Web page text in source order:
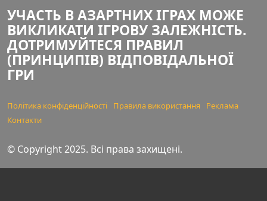
© Copyright 2025. Всі права захищені.
УЧАСТЬ В АЗАРТНИХ ІГРАХ МОЖЕ
ВИКЛИКАТИ ІГРОВУ ЗАЛЕЖНІСТЬ.
ДОТРИМУЙТЕСЯ ПРАВИЛ
(ПРИНЦИПІВ) ВІДПОВІДАЛЬНОЇ
ГРИ
Політика конфіденційності Правила використання
Реклама
Контакти